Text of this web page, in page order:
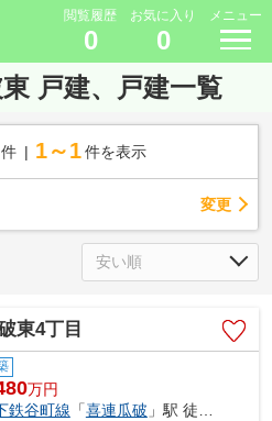
閲覧履歴
0
お気に入り
0
メニュー
戸建、戸建一覧
件 1～1 件を表示
変更
東4丁目
万円
鉄谷町線 「喜連瓜破 」駅 徒歩10分